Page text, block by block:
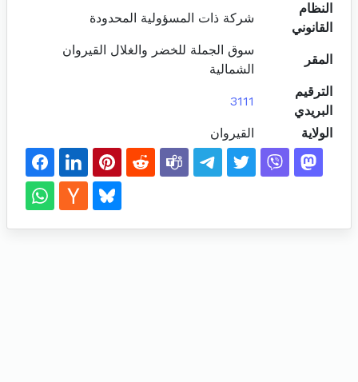
النظام
القانوني
شركة ذات المسؤولية المحدودة
المقر
سوق الجملة للخضر والغلال القيروان
الشمالية
الترقيم
البريدي
3111
الولاية القيروان